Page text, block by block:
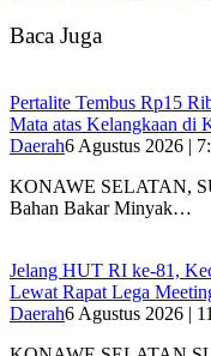
Baca Juga
‎Pertalite Tembus Rp15
Mata atas Kelangkaan di
Daerah6 Agustus 2026 |
‎KONAWE SELATAN,
Bahan Bakar Minyak…
‎Jelang HUT RI ke-81,
Lewat Rapat Lega
Daerah6 Agustus 2026 |